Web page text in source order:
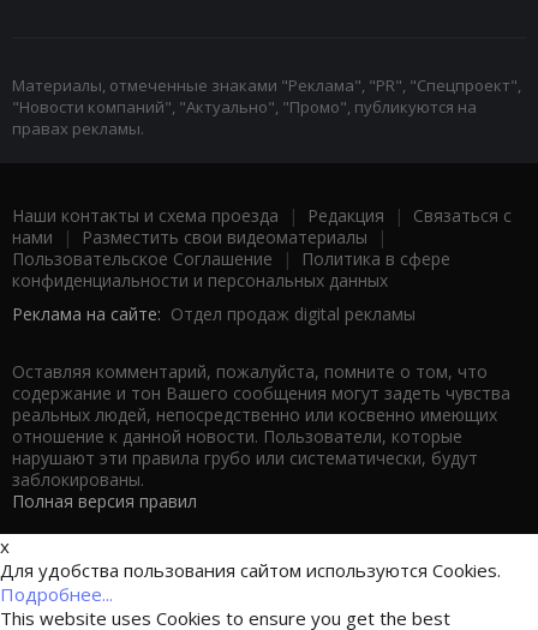
Материалы, отмеченные знаками "Реклама", "PR", "Спецпроект",
"Новости компаний", "Актуально", "Промо", публикуются на
правах рекламы.
Наши контакты и схема проезда | Редакция | Связаться с
нами | Разместить свои видеоматериалы |
Пользовательское Соглашение |
Политика в сфере
конфиденциальности и персональных данных
Реклама на сайте: Отдел продаж digital рекламы
Оставляя комментарий, пожалуйста, помните о том, что
содержание и тон Вашего сообщения могут задеть чувства
реальных людей, непосредственно или косвенно имеющих
отношение к данной новости. Пользователи, которые
нарушают эти правила грубо или систематически, будут
заблокированы.
Полная версия правил
x
Для удобства пользования сайтом используются Cookies.
Подробнее...
This website uses Cookies to ensure you get the best